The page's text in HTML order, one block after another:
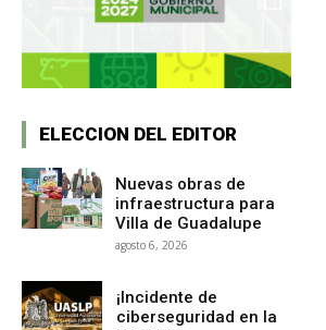
ELECCION DEL EDITOR
Nuevas obras de
infraestructura para
Villa de Guadalupe
agosto 6, 2026
¡Incidente de
ciberseguridad en la